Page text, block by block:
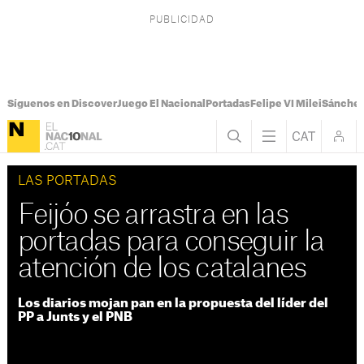
Síguenos en DiscoverJuego El Nacional PortadasFelipe VI Milei
LAS PORTADAS
Feijóo se arrastra en las
portadas para conseguir la
atención de los catalanes
Los diarios mojan pan en la propuesta del líder del
PP a Junts y el PNB